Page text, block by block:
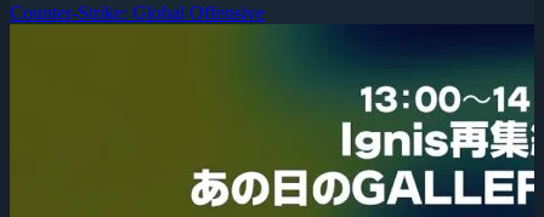
Counter-Strike: Global Offensive